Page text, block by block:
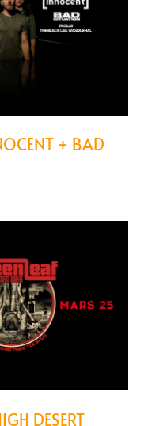
+ BAD
DESERT